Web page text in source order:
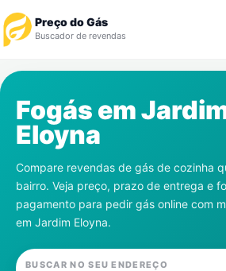
Preço do Gás
Buscador de revendas
Revendedor
Notícias
Cadastre-se
Gás
Fogás em
Eloyna
Compare revendas de gás de cozinha
bairro. Veja preço, prazo de entrega e
pagamento para pedir gás online com
em Jardim Eloyna.
BUSCAR NO SEU ENDEREÇO